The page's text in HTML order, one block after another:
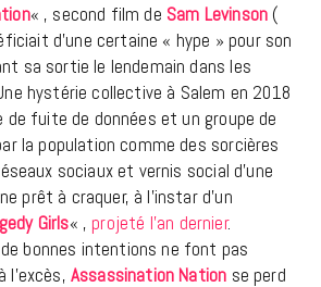
« , second film de Sam Levinson (
d’une certaine « hype » pour son
sa sortie le lendemain dans les
hystérie collective à Salem en 2018
fuite de données et un groupe de
la population comme des sorcières
sociaux et vernis social d’une
prêt à craquer, à l’instar d’un
Girls« , projeté l’an dernier.
bonnes intentions ne font pas
Assassination Nation se perd